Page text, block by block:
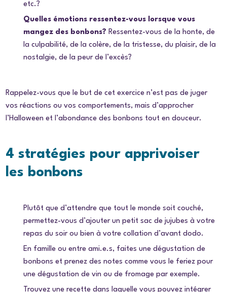
etc.?
Quelles émotions ressentez-vous lorsque vous
mangez des bonbons? Ressentez-vous de la honte, de
la culpabilité, de la colère, de la tristesse, du plaisir, de la
nostalgie, de la peur de l’excès?
Rappelez-vous que le but de cet exercice n’est pas de juger
vos réactions ou vos comportements, mais d’approcher
l’Halloween et l’abondance des bonbons tout en douceur.
4 stratégies pour apprivoiser
les bonbons
Plutôt que d’attendre que tout le monde soit couché,
permettez-vous d’ajouter un petit sac de jujubes à votre
repas du soir ou bien à votre collation d’avant dodo.
En famille ou entre ami.e.s, faites une dégustation de
bonbons et prenez des notes comme vous le feriez pour
une dégustation de vin ou de fromage par exemple.
Trouvez une recette dans laquelle vous pouvez intégrer